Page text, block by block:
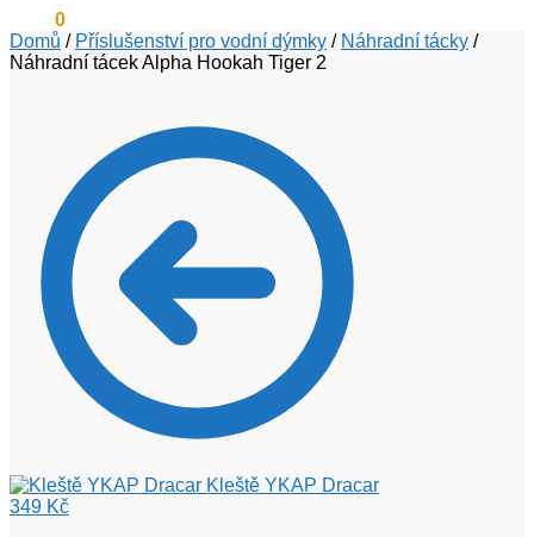
0
Domů / Příslušenství pro vodní dýmky / Náhradní tácky /
Náhradní tácek Alpha Hookah Tiger 2
Kleště YKAP Dracar
349 Kč